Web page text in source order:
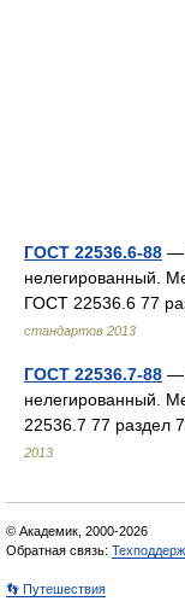
ГОСТ 22536.6-88 —
нелегированный.
ГОСТ 22536.6 77
стандартов 2013
ГОСТ 22536.7-88 —
нелегированный.
22536.7 77 раздел
2013
© Академик, 2000-2026
Обратная связь:
👣 Путешествия